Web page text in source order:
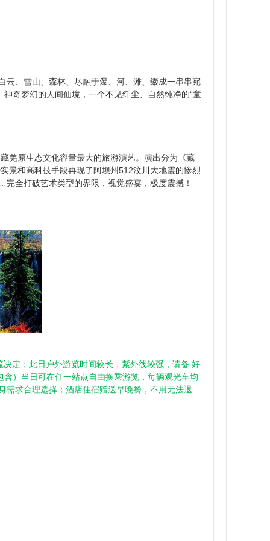
云、雪山、森林、尽融于瀑、河、滩、缀成一串串宛
奇梦幻的人间仙境，一个不见纤尘、自然纯净的“童
羌原生态文化容量最大的旅游演艺。演出分为《藏
景和高科技手段再现了阿坝州512汶川大地震的惨烈
全打破艺术类型的界限，视觉盛宴，极度震撼！
定；此日户外游览时间较长，紫外线较强，请备 好
）当日可在任一站点自由换乘游览，每辆观光车均
需求合理选择；酒店住宿赠送早晚餐，不用无法退